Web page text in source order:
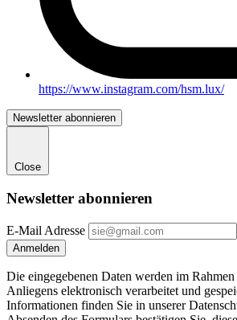
https://www.instagram.com/hsm.lux/
Newsletter abonnieren
Close
Newsletter abonnieren
E-Mail Adresse
Die eingegebenen Daten werden im
Anliegens elektronisch verarbeitet und
Informationen finden Sie in unserer